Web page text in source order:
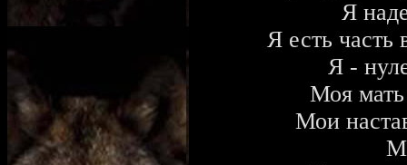
Я
Я есть часть
Я -
Моя
Мои